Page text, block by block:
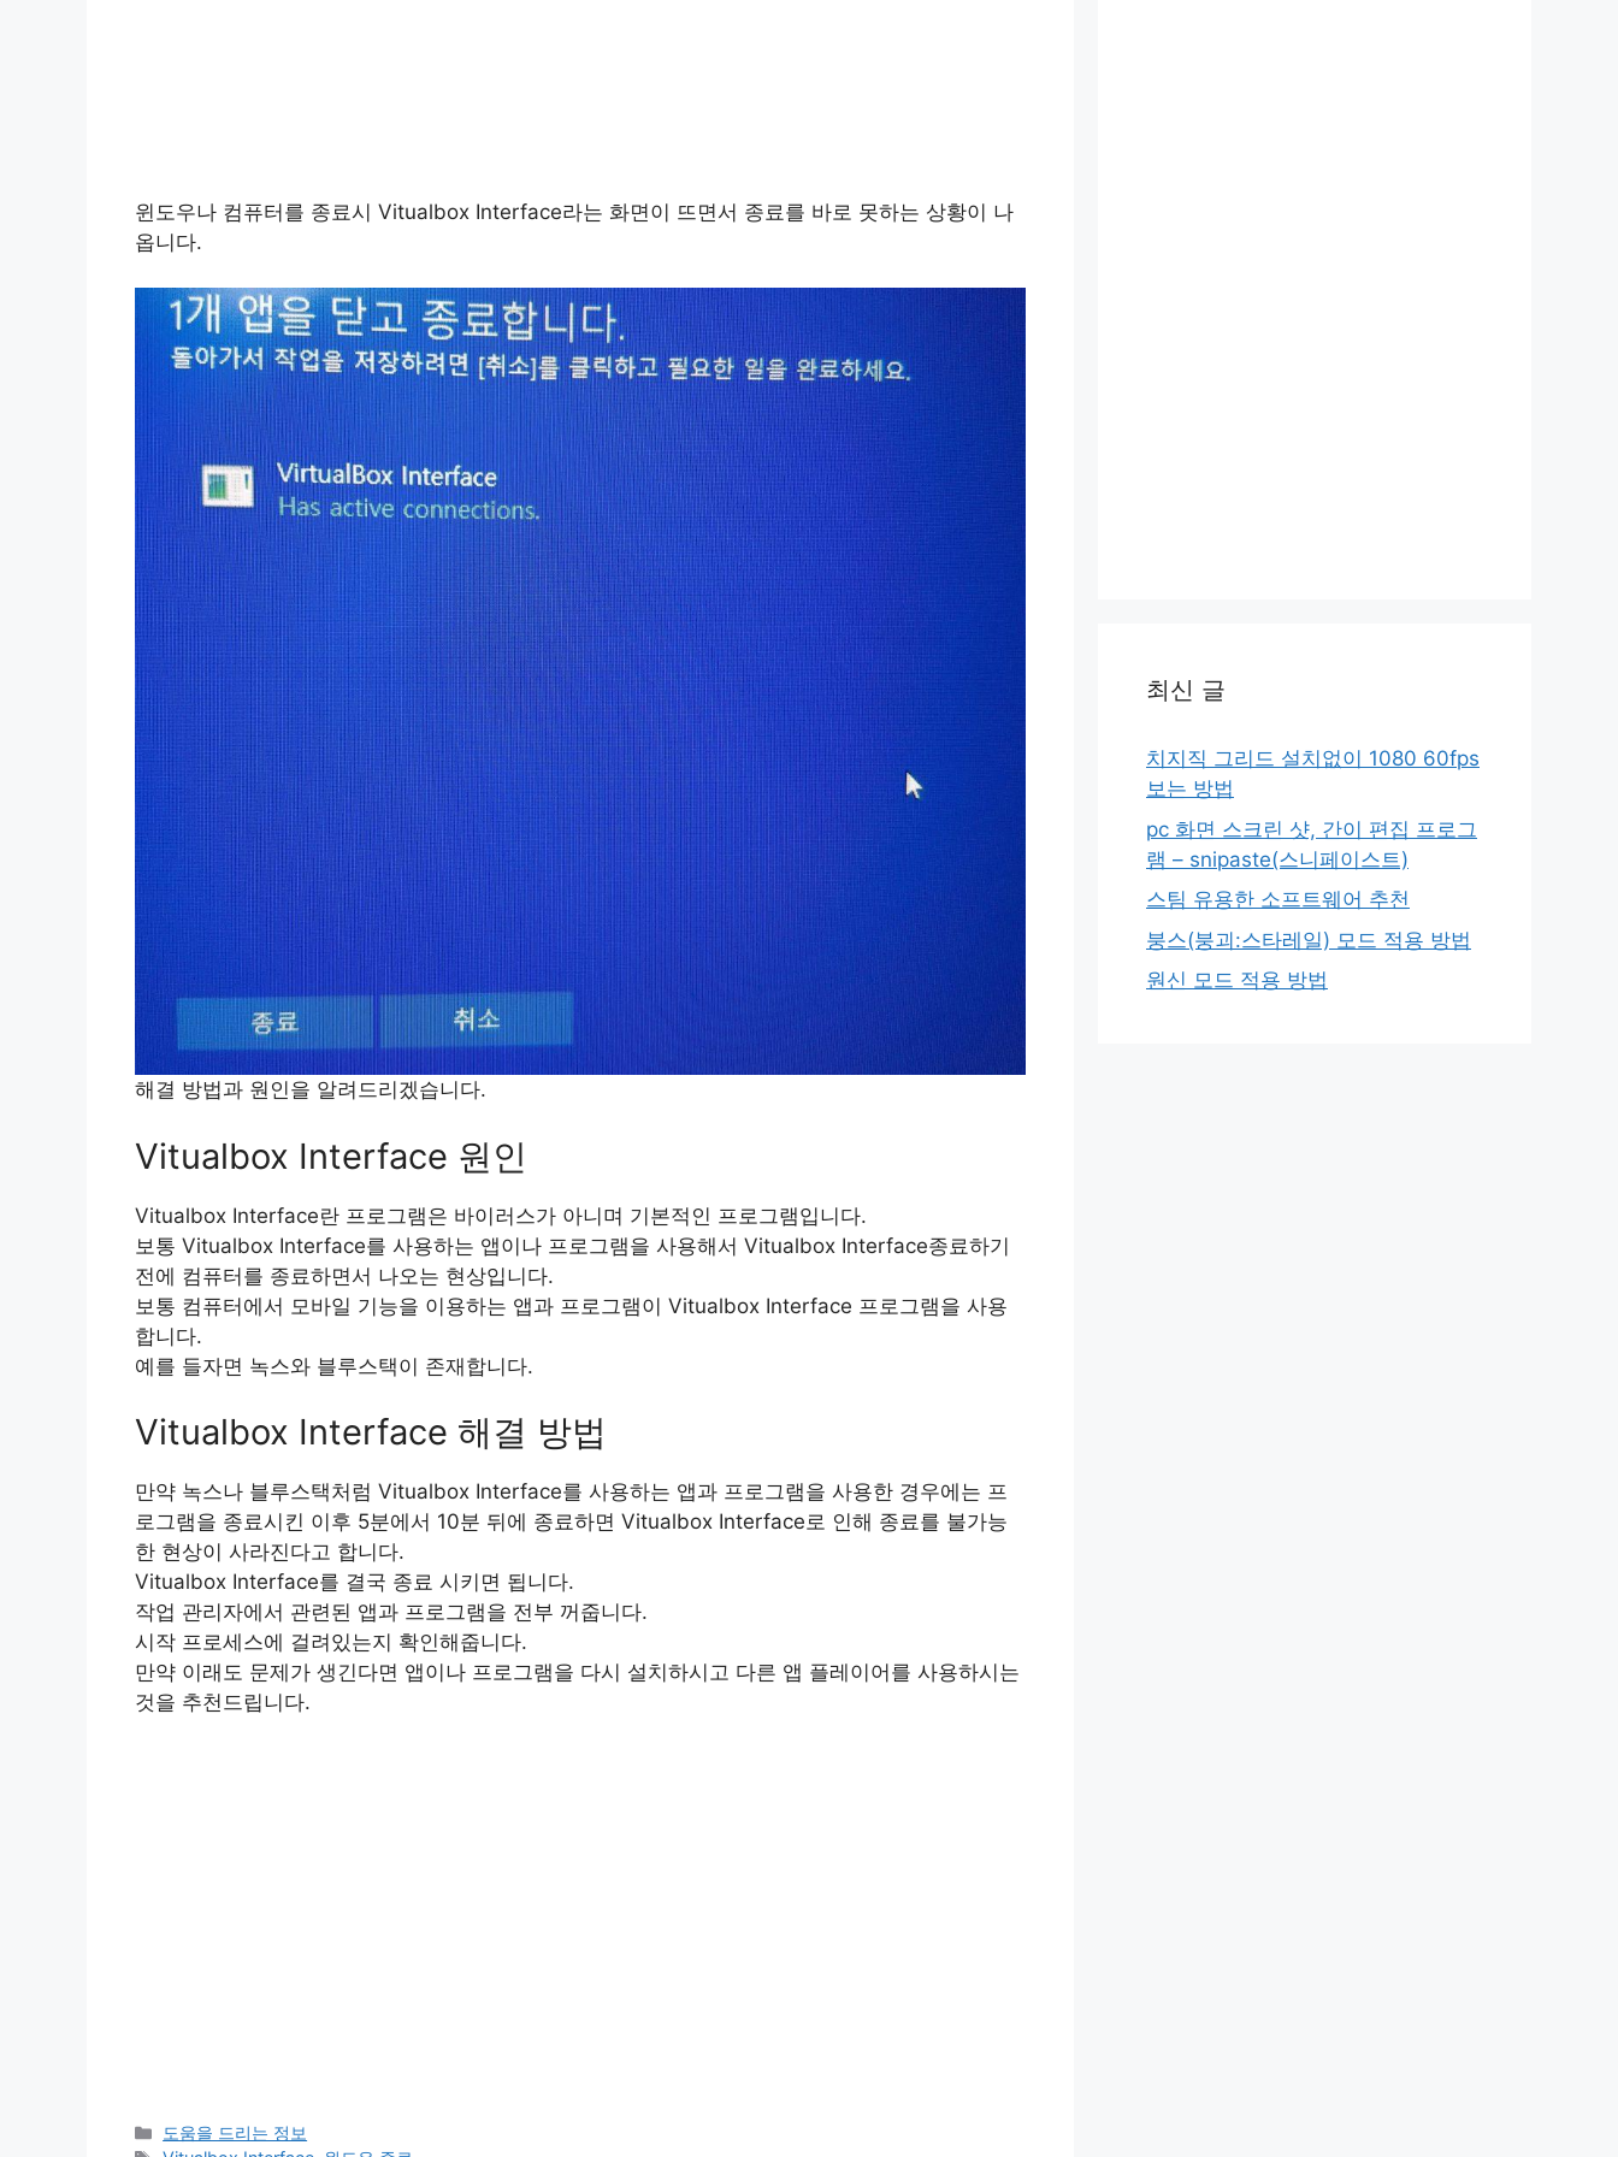
윈도우나 컴퓨터를 종료시 Vitualbox Interface라는 화면이 뜨면서 종료를 바로 못하는 상황이 나
옵니다.
해결 방법과 원인을 알려드리겠습니다.
Vitualbox Interface 원인
Vitualbox Interface란 프로그램은 바이러스가 아니며 기본적인 프로그램입니다.
보통 Vitualbox Interface를 사용하는 앱이나 프로그램을 사용해서 Vitualbox Interface종료하기
전에 컴퓨터를 종료하면서 나오는 현상입니다.
보통 컴퓨터에서 모바일 기능을 이용하는 앱과 프로그램이 Vitualbox Interface 프로그램을 사용
합니다.
예를 들자면 녹스와 블루스택이 존재합니다.
Vitualbox Interface 해결 방법
만약 녹스나 블루스택처럼 Vitualbox Interface를 사용하는 앱과 프로그램을 사용한 경우에는 프
로그램을 종료시킨 이후 5분에서 10분 뒤에 종료하면 Vitualbox Interface로 인해 종료를 불가능
한 현상이 사라진다고 합니다.
Vitualbox Interface를 결국 종료 시키면 됩니다.
작업 관리자에서 관련된 앱과 프로그램을 전부 꺼줍니다.
시작 프로세스에 걸려있는지 확인해줍니다.
만약 이래도 문제가 생긴다면 앱이나 프로그램을 다시 설치하시고 다른 앱 플레이어를 사용하시는
것을 추천드립니다.
카
도움을 드리는 정보
최신 글
치지직 그리드 설치없이 1080 60fps
보는 방법
pc 화면 스크린 샷, 간이 편집 프로그
램 – snipaste(스니페이스트)
스팀 유용한 소프트웨어 추천
붕스(붕괴:스타레일) 모드 적용 방법
원신 모드 적용 방법